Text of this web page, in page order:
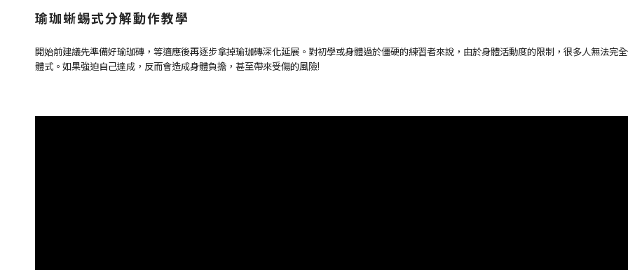
瑜珈蜥蜴式分解動作教學
開始前建議先準備好瑜珈磚，等適應後再逐步拿掉瑜珈磚深化延展。對初學或身體過於僵硬的練習者來說，由於身體活動度的限制，很多人無法完
體式。如果強迫自己達成，反而會造成身體負擔，甚至帶來受傷的風險!